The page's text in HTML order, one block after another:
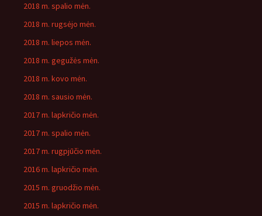
2018 m. spalio mėn.
2018 m. rugsėjo mėn.
2018 m. liepos mėn.
2018 m. gegužės mėn.
2018 m. kovo mėn.
2018 m. sausio mėn.
2017 m. lapkričio mėn.
2017 m. spalio mėn.
2017 m. rugpjūčio mėn.
2016 m. lapkričio mėn.
2015 m. gruodžio mėn.
2015 m. lapkričio mėn.